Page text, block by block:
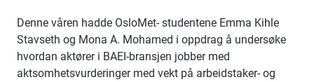
Denne våren hadde OsloMet- studentene Emma Kihle
Stavseth og Mona A. Mohamed i oppdrag å undersøke
hvordan aktører i BAEI-bransjen jobber med
aktsomhetsvurderinger med vekt på arbeidstaker- og